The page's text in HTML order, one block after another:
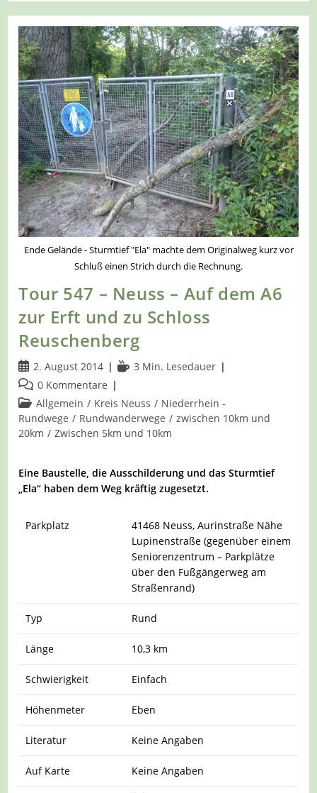
–
Neuss
–
Auf
Dem
A9
Durch
Die
Grünzüge
Der
Stadt
Ende Gelände - Sturmtief "Ela" machte dem Originalweg kurz vor
Schluß einen Strich durch die Rechnung.
Tour 547 – Neuss – Auf dem A6
zur Erft und zu Schloss
Reuschenberg
Beitrag
veröffentlicht:
2. August 2014 Lesedauer:
3 Min. Lesedauer
Beitrags-
Kommentare:
0 Kommentare
Beitrags-
Kategorie:
Allgemein / Kreis Neuss / Niederrhein -
Rundwege / Rundwanderwege / zwischen 10km und
20km / Zwischen 5km und 10km
Eine Baustelle, die Ausschilderung und das Sturmtief
„Ela“ haben dem Weg kräftig zugesetzt.
Parkplatz
41468 Neuss, Aurinstraße Nähe
Lupinenstraße (gegenüber einem
Seniorenzentrum – Parkplätze
über den Fußgängerweg am
Straßenrand)
Typ Rund
Länge 10,3 km
Schwierigkeit Einfach
Höhenmeter Eben
Literatur Keine Angaben
Auf Karte Keine Angaben